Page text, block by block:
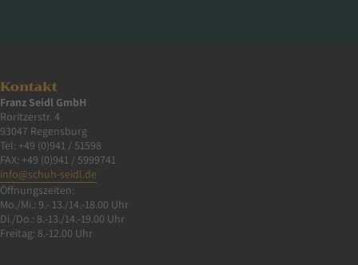
Kontakt
Franz Seidl GmbH
Roritzerstr. 4
93047 Regensburg
Tel: +49 (0)941 / 51598
FAX: +49 (0)941 / 5999741
info@schuh-seidl.de
Öffnungszeiten:
Mo./Mi.: 9.- 13./14.-18.00 Uhr
Di./Do.: 8.-13./14.-19.00 Uhr
Freitag: 8.-12.00 Uhr